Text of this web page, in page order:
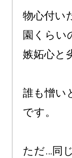
物心付い
園くらい
嫉妬心と
誰も憎い
です。
ただ…同